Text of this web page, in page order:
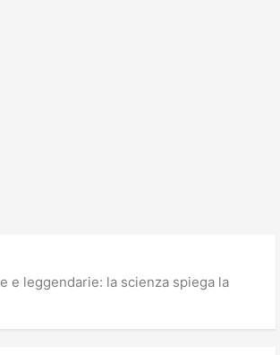
e leggendarie: la scienza spiega la